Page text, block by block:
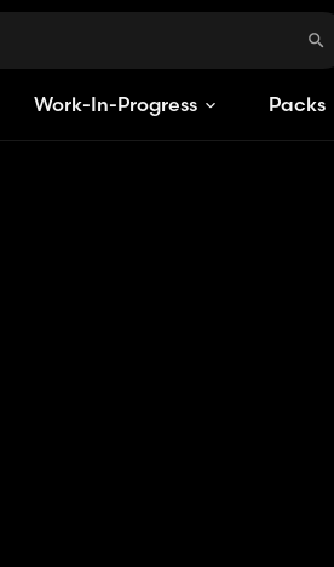
Work-In-Progress Packs